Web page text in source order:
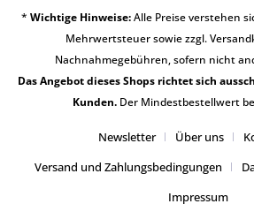
* Wichtige Hinweise:Alle Preise verstehen
Mehrwertsteuer sowie zzgl.
Nachnahmegebühren, sofern nicht
Das Angebot dieses Shops richtet sich
Kunden.Der Mindestbestellwert
Newsletter Über uns
Versand und Zahlungsbedingungen
Impressum